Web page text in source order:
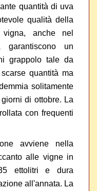
quantità di uva
qualità della
anche nel
garantiscono un
grappolo tale da
quantità ma
solitamente
di ottobre. La
con frequenti
avviene nella
alle vigne in
ettolitri e dura
all'annata. La